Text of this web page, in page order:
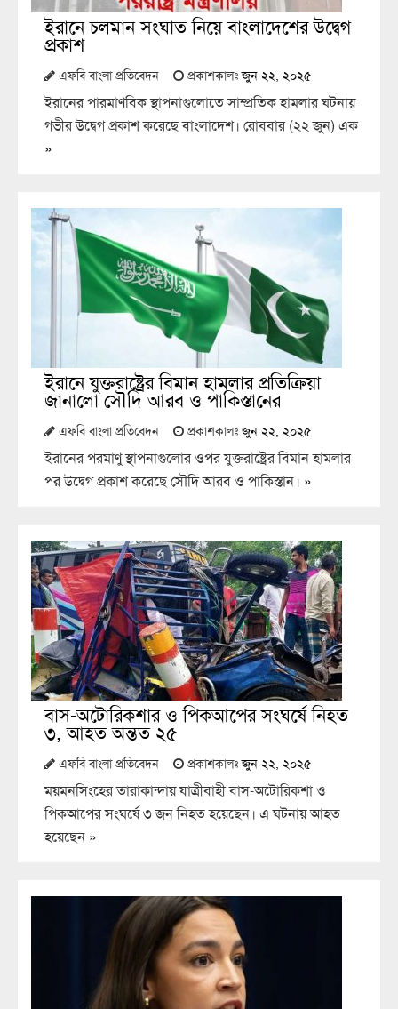
ইরানে চলমান সংঘাত নিয়ে বাংলাদেশের উদ্বেগ
প্রকাশ
এফবি বাংলা প্রতিবেদন প্রকাশকালঃজুন ২২, ২০২৫
ইরানের পারমাণবিক স্থাপনাগুলোতে সাম্প্রতিক হামলার ঘটনায়
গভীর উদ্বেগ প্রকাশ করেছে বাংলাদেশ। রোববার (২২ জুন) এক
»
ইরানে যুক্তরাষ্ট্রের বিমান হামলার প্রতিক্রিয়া
জানালো সৌদি আরব ও পাকিস্তানের
এফবি বাংলা প্রতিবেদন প্রকাশকালঃজুন ২২, ২০২৫
ইরানের পরমাণু স্থাপনাগুলোর ওপর যুক্তরাষ্ট্রের বিমান হামলার
পর উদ্বেগ প্রকাশ করেছে সৌদি আরব ও পাকিস্তান। »
বাস-অটোরিকশার ও পিকআপের সংঘর্ষে নিহত
৩, আহত অন্তত ২৫
এফবি বাংলা প্রতিবেদন প্রকাশকালঃজুন ২২, ২০২৫
ময়মনসিংহের তারাকান্দায় যাত্রীবাহী বাস-অটোরিকশা ও
পিকআপের সংঘর্ষে ৩ জন নিহত হয়েছেন। এ ঘটনায় আহত
হয়েছেন »